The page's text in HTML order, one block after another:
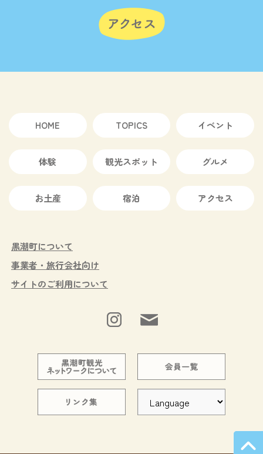
HOME TOPICS イベント
体験 観光スポット グルメ
お土産 宿泊 アクセス
黒潮町について
事業者・旅行会社向け
サイトのご利用について